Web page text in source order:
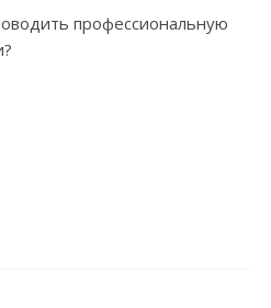
профессиональную